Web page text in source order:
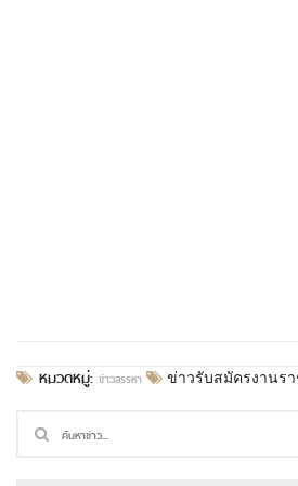
หมวดหมู่: ข่าวสรรหา ข่าวรับสมัครงานรา